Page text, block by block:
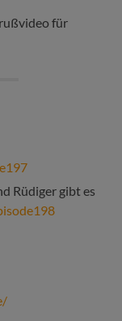
für
Rüdiger gibt es